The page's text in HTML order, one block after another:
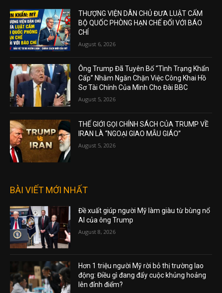
THƯỢNG VIỆN DÂN CHỦ ĐƯA LUẬT CẤM
BỘ QUỐC PHÒNG HẠN CHẾ ĐỐI VỚI BÁO
CHÍ
August 6, 2026
Ông Trump Đã Tuyên Bố “Tình Trạng Khẩn
Cấp” Nhằm Ngăn Chặn Việc Công Khai Hồ
Sơ Tài Chính Của Mình Cho Đài BBC
August 5, 2026
THẾ GIỚI GỌI CHÍNH SÁCH CỦA TRUMP VỀ
IRAN LÀ “NGOẠI GIAO MẪU GIÁO”
August 5, 2026
BÀI VIẾT MỚI NHẤT
Đề xuất giúp người Mỹ làm giàu từ bùng nổ
AI của ông Trump
August 8, 2026
Hơn 1 triệu người Mỹ rời bỏ thị trường lao
động: Điều gì đang đẩy cuộc khủng hoảng
lên đỉnh điểm?